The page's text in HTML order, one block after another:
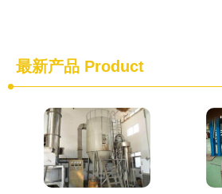
最新产品 Product